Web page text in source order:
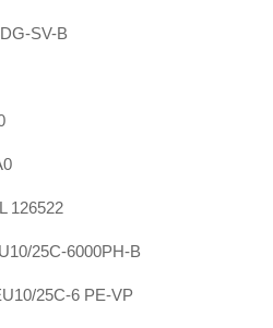
SV-B
126522
U10/25C-6000PH-B
U10/25C-6 PE-VP